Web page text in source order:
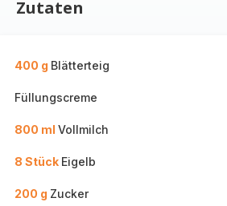
Zutaten
400 g Blätterteig
Füllungscreme
800 ml Vollmilch
8 Stück Eigelb
200 g Zucker